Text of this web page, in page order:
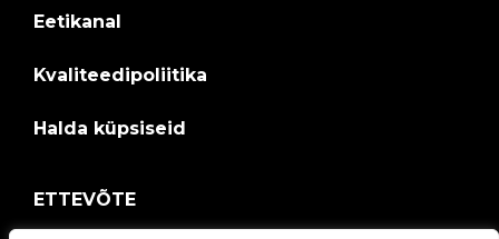
Eetikanal
Kvaliteedipoliitika
Halda küpsiseid
ETTEVÕTE